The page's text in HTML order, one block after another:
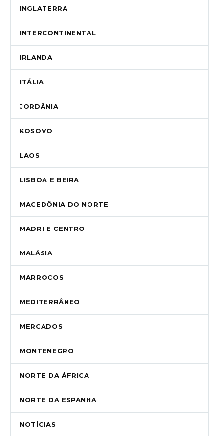
INGLATERRA
INTERCONTINENTAL
IRLANDA
ITÁLIA
JORDÂNIA
KOSOVO
LAOS
LISBOA E BEIRA
MACEDÔNIA DO NORTE
MADRI E CENTRO
MALÁSIA
MARROCOS
MEDITERRÂNEO
MERCADOS
MONTENEGRO
NORTE DA ÁFRICA
NORTE DA ESPANHA
NOTÍCIAS